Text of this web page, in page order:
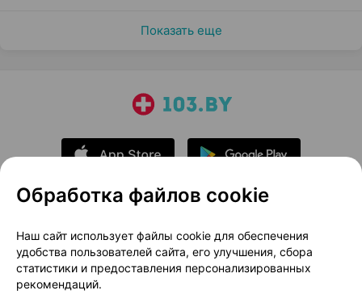
Показать еще
О проекте
Новости проекта
Размещение рекламы
Медицинский маркетинг
Публичный договор
Доставка
Обработка файлов cookie
Наш сайт использует файлы cookie для обеспечения
удобства пользователей сайта, его улучшения, сбора
статистики и предоставления персонализированных
рекомендаций.